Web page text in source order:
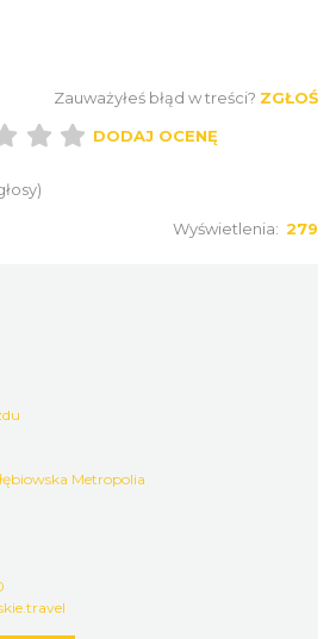
Zauważyłeś błąd w treści? ZGŁOŚ
DODAJ OCENĘ
Wyświetlenia: 279
Metropolia